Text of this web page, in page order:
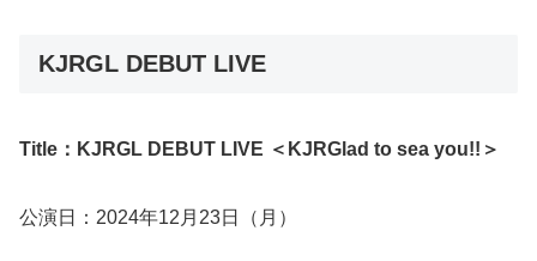
KJRGL DEBUT LIVE
Title：KJRGL DEBUT LIVE ＜KJRGlad to sea you!!＞
公演日：2024年12月23日（月）